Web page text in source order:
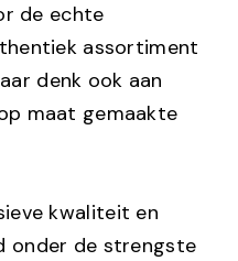
de echte
assortiment
denk ook aan
maat gemaakte
kwaliteit en
onder de strengste